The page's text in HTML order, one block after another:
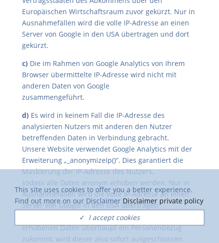
Europäischen Wirtschaftsraum zuvor gekürzt. Nur in
Ausnahmefällen wird die volle IP-Adresse an einen
Server von Google in den USA übertragen und dort
gekürzt.
c)Die im Rahmen von Google Analytics von Ihrem
Browser übermittelte IP-Adresse wird nicht mit
anderen Daten von Google
zusammengeführt.
d)Es wird in keinem Fall die IP-Adresse des
analysierten Nutzers mit anderen den Nutzer
betreffenden Daten in Verbindung gebracht.
Unsere Website verwendet Google Analytics mit der
Erweiterung „_anonymizeIp()“. Dies garantiert die
Maskierung der IP-Adresse des Nutzers,
sodass alle Daten anonym erhoben werden. Nur in
Ausnahmefällen wird die volle IP-Adresse an einen
Server von Google in den USA übertragen
und dort gekürzt. Soweit den über den Nutzer
erhobenen Daten überhaupt ein Personenbezug
zukommt, wird dieser also sofort ausgeschlossen
This site uses cookies to offer you a better experience.
Find out more on our Disclaimer Disclaimer private policy
✓ I accept cookies